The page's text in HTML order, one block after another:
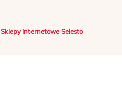
Sklepy internetowe Selesto